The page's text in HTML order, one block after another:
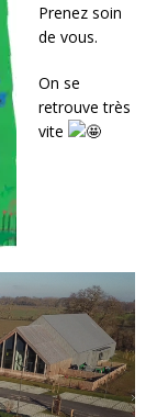
Prenez soin
de vous.
On se
retrouve très
vite